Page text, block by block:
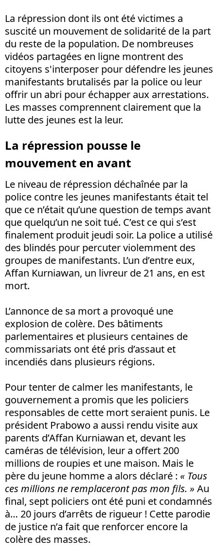
La répression dont ils ont été victimes a
suscité un mouvement de solidarité de la part
du reste de la population. De nombreuses
vidéos partagées en ligne montrent des
citoyens s'interposer pour défendre les jeunes
manifestants brutalisés par la police ou leur
offrir un abri pour échapper aux arrestations.
Les masses comprennent clairement que la
lutte des jeunes est la leur.
La répression pousse le
mouvement en avant
Le niveau de répression déchaînée par la
police contre les jeunes manifestants était tel
que ce n’était qu’une question de temps avant
que quelqu’un ne soit tué. C’est ce qui s’est
finalement produit jeudi soir. La police a utilisé
des blindés pour percuter violemment des
groupes de manifestants. L’un d’entre eux,
Affan Kurniawan, un livreur de 21 ans, en est
mort.
L’annonce de sa mort a provoqué une
explosion de colère. Des bâtiments
parlementaires et plusieurs centaines de
commissariats ont été pris d’assaut et
incendiés dans plusieurs régions.
Pour tenter de calmer les manifestants, le
gouvernement a promis que les policiers
responsables de cette mort seraient punis. Le
président Prabowo a aussi rendu visite aux
parents d’Affan Kurniawan et, devant les
caméras de télévision, leur a offert 200
millions de roupies et une maison. Mais le
père du jeune homme a alors déclaré : « Tous
ces millions ne remplaceront pas mon fils. » Au
final, sept policiers ont été puni et condamnés
à… 20 jours d’arrêts de rigueur ! Cette parodie
de justice n’a fait que renforcer encore la
colère des masses.